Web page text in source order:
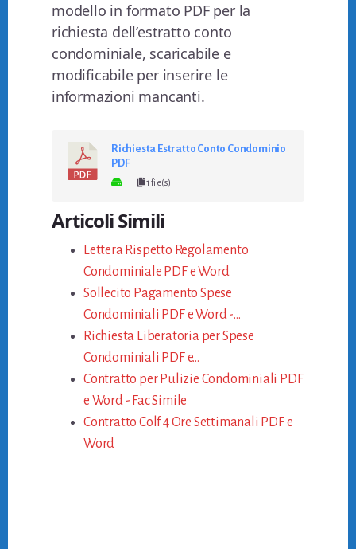
modello in formato PDF per la
richiesta dell’estratto conto
condominiale, scaricabile e
modificabile per inserire le
informazioni mancanti.
Richiesta Estratto Conto Condominio
PDF
1 file(s)
Articoli Simili
Lettera Rispetto Regolamento
Condominiale PDF e Word
Sollecito Pagamento Spese
Condominiali PDF e Word -…
Richiesta Liberatoria per Spese
Condominiali PDF e…
Contratto per Pulizie Condominiali PDF
e Word - Fac Simile
Contratto Colf 4 Ore Settimanali PDF e
Word